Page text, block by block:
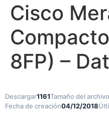
Cisco
8FP) –
Descargar1161Tamaño del archivo
Fecha de creación04/12/2018